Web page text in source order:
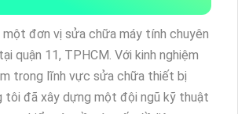
một đơn vị sửa chữa máy tính chuyên
quận 11, TPHCM. Với kinh nghiệm
trong lĩnh vực sửa chữa thiết bị
tôi đã xây dựng một đội ngũ kỹ thuật